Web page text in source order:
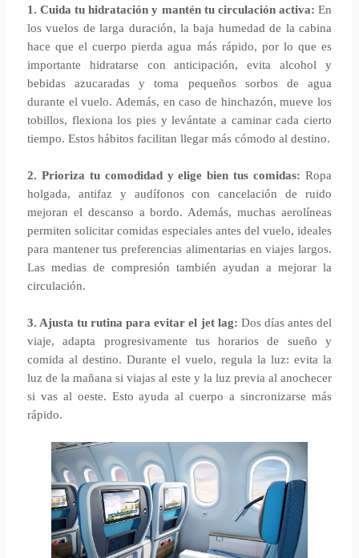
1. Cuida tu hidratación y mantén tu circulación activa: En
los vuelos de larga duración, la baja humedad de la cabina
hace que el cuerpo pierda agua más rápido, por lo que es
importante hidratarse con anticipación, evita alcohol y
bebidas azucaradas y toma pequeños sorbos de agua
durante el vuelo. Además, en caso de hinchazón, mueve los
tobillos, flexiona los pies y levántate a caminar cada cierto
tiempo. Estos hábitos facilitan llegar más cómodo al destino.
2. Prioriza tu comodidad y elige bien tus comidas: Ropa
holgada, antifaz y audífonos con cancelación de ruido
mejoran el descanso a bordo. Además, muchas aerolíneas
permiten solicitar comidas especiales antes del vuelo, ideales
para mantener tus preferencias alimentarias en viajes largos.
Las medias de compresión también ayudan a mejorar la
circulación.
3. Ajusta tu rutina para evitar el jet lag: Dos días antes del
viaje, adapta progresivamente tus horarios de sueño y
comida al destino. Durante el vuelo, regula la luz: evita la
luz de la mañana si viajas al este y la luz previa al anochecer
si vas al oeste. Esto ayuda al cuerpo a sincronizarse más
rápido.